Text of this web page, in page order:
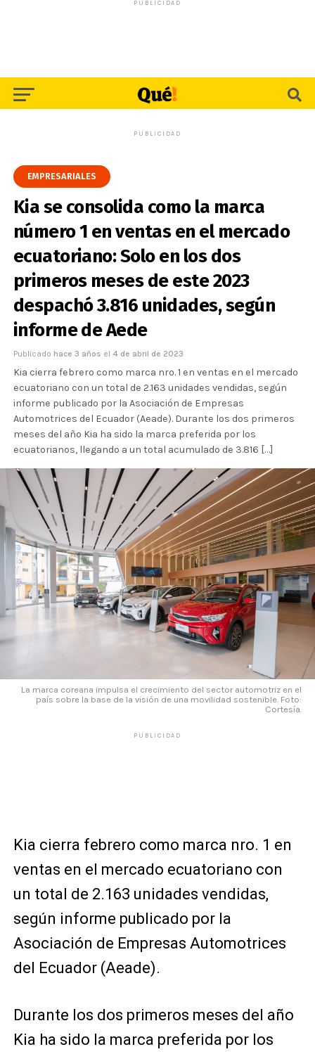
PUBLICIDAD
PUBLICIDAD
EMPRESARIALES
Kia se consolida como la marca
número 1 en ventas en el mercado
ecuatoriano: Solo en los dos
primeros meses de este 2023
despachó 3.816 unidades, según
informe de Aede
Publicado hace 3 años el 4 de abril de 2023
Kia cierra febrero como marca nro. 1 en ventas en el mercado
ecuatoriano con un total de 2.163 unidades vendidas, según
informe publicado por la Asociación de Empresas
Automotrices del Ecuador (Aeade). Durante los dos primeros
meses del año Kia ha sido la marca preferida por los
ecuatorianos, llegando a un total acumulado de 3.816 […]
La marca coreana impulsa el crecimiento del sector automotriz en el
país sobre la base de la visión de una movilidad sostenible. Foto:
Cortesía.
PUBLICIDAD
Kia cierra febrero como marca nro. 1 en
ventas en el mercado ecuatoriano con
un total de 2.163 unidades vendidas,
según informe publicado por la
Asociación de Empresas Automotrices
del Ecuador (Aeade).
Durante los dos primeros meses del año
Kia ha sido la marca preferida por los